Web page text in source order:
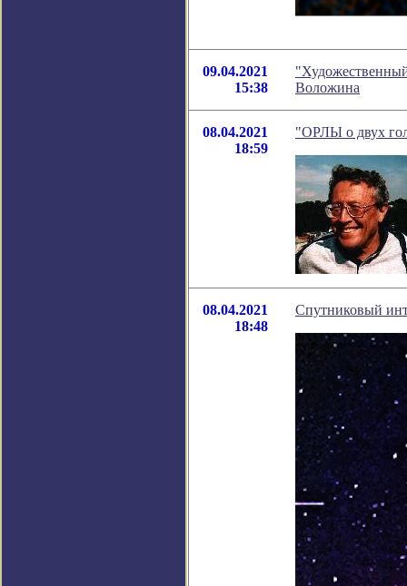
09.04.2021
15:38
Воложина
08.04.2021
18:59
"ОРЛЫ о двух
08.04.2021
18:48
Спутниковый